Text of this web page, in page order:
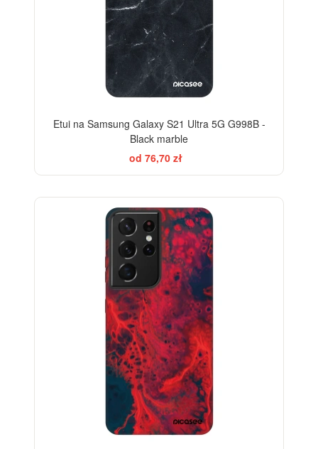
Etui na Samsung Galaxy S21 Ultra 5G G998B -
Black marble
od 76,70 zł